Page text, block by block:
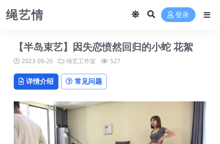
绳艺情 登录
【半岛束艺】因失恋愤然回归的小蛇 花絮
2023-09-26 绳艺工作室 527
详情介绍 常见问题